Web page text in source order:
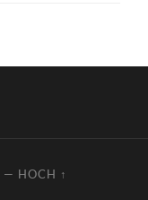
— HOCH ↑